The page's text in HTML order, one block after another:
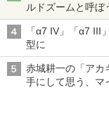
ルドズームと呼ぼ
「α7 IV」「α7
型に
赤城耕一の「アカ
手にして思う、